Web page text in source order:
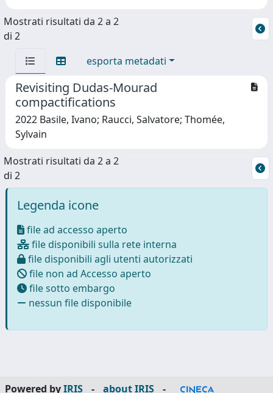
Mostrati risultati da 2 a 2
di 2
esporta metadati
Revisiting Dudas-Mourad
compactifications
2022 Basile, Ivano; Raucci, Salvatore; Thomée,
Sylvain
Mostrati risultati da 2 a 2
di 2
Legenda icone
file ad accesso aperto
file disponibili sulla rete interna
file disponibili agli utenti autorizzati
file non ad Accesso aperto
file sotto embargo
nessun file disponibile
Powered byIRIS - about IRIS -